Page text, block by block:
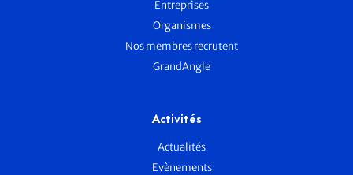
Entreprises
Organismes
Nos membres recrutent
GrandAngle
Activités
Actualités
Evènements